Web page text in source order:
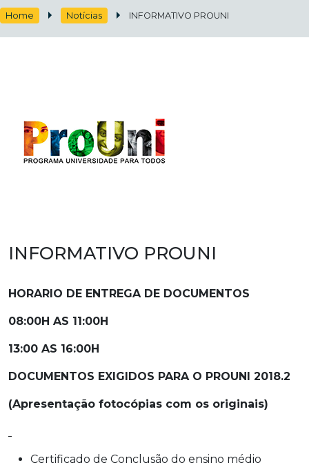
Home Notícias INFORMATIVO PROUNI
INFORMATIVO PROUNI
HORARIO DE ENTREGA DE DOCUMENTOS
08:00H AS 11:00H
13:00 AS 16:00H
DOCUMENTOS EXIGIDOS PARA O PROUNI 2018.2
(Apresentação fotocópias com os originais)
Certificado de Conclusão do ensino médio